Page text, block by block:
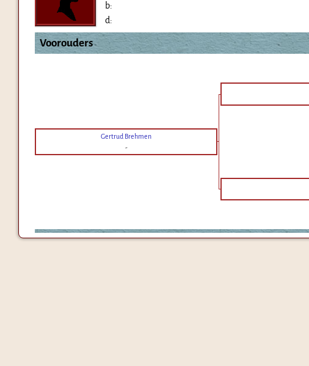
b:
d:
Voorouders
Gertrud Brehmen
-